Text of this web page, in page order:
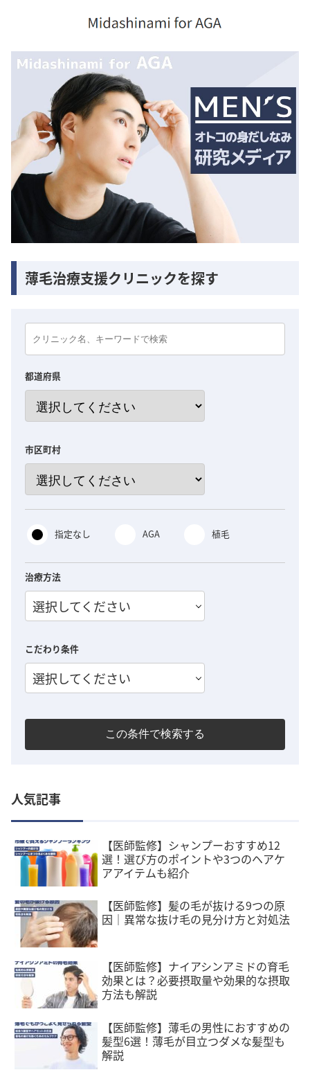
薄毛治療支援クリニックを探す
都道府県
市区町村
指定なし AGA 植毛
治療方法
選択してください
こだわり条件
選択してください
この条件で検索する
人気記事
【医師監修】シャンプーおすすめ12
選！選び方のポイントや3つのヘアケ
アアイテムも紹介
【医師監修】髪の毛が抜ける9つの原
因｜異常な抜け毛の見分け方と対処法
【医師監修】ナイアシンアミドの育毛
効果とは？必要摂取量や効果的な摂取
方法も解説
【医師監修】薄毛の男性におすすめの
髪型6選！薄毛が目立つダメな髪型も
解説